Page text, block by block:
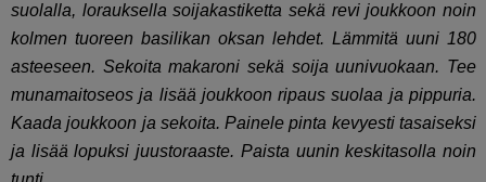
suolalla, lorauksella soijakastiketta sekä revi joukkoon noin
kolmen tuoreen basilikan oksan lehdet. Lämmitä uuni 180
asteeseen. Sekoita makaroni sekä soija uunivuokaan. Tee
munamaitoseos ja lisää joukkoon ripaus suolaa ja pippuria.
Kaada joukkoon ja sekoita. Painele pinta kevyesti tasaiseksi
ja lisää lopuksi juustoraaste. Paista uunin keskitasolla noin